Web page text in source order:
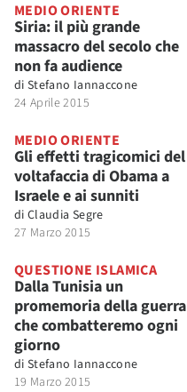
MEDIO ORIENTE
Siria: il più grande
massacro del secolo che
non fa audience
di Stefano Iannaccone
24 Aprile 2015
MEDIO ORIENTE
Gli effetti tragicomici del
voltafaccia di Obama a
Israele e ai sunniti
di Claudia Segre
27 Marzo 2015
QUESTIONE ISLAMICA
Dalla Tunisia un
promemoria della guerra
che combatteremo ogni
giorno
di Stefano Iannaccone
19 Marzo 2015